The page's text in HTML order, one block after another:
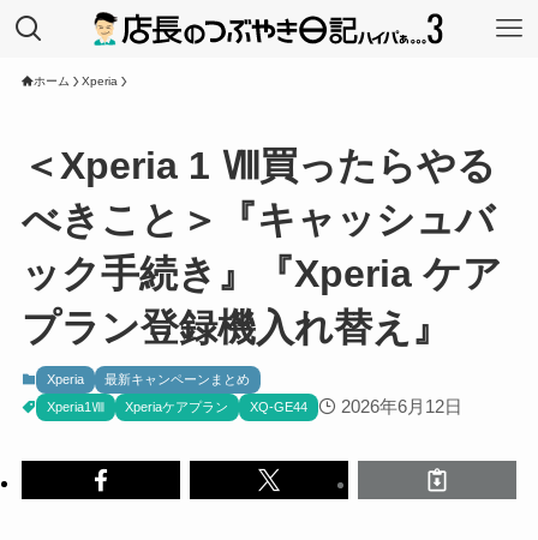
ホーム Xperia
＜Xperia 1 Ⅷ買ったらやる
べきこと＞『キャッシュバ
ック手続き』『Xperia ケア
プラン登録機入れ替え』
Xperia
最新キャンペーンまとめ
Xperia1Ⅷ
Xperiaケアプラン XQ-GE44 2026年6月12日